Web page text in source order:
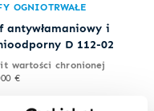
OGNIOTRWAŁE
antywłamaniowy i
D 112-02
wartości chronionej
€